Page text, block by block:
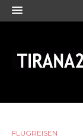
FLUGREISEN